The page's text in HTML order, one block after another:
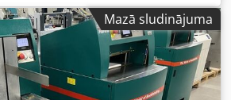
rādiusu, lai tie ideāli piegulētu
ir aprīkota ar regulējamiem
dažādu biezumu vākiem.
nodrošina augstu precizitāti
Tehniskie dati: Ražotājs: Karl
Bender / muguriņu formēšanas
Mazā sludinājuma